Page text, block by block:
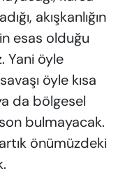
akışkanlığın
esas olduğu
Yani öyle
öyle kısa
da bölgesel
bulmayacak.
önümüzdeki